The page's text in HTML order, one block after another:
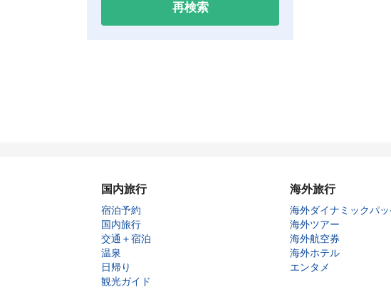
再検索
国内旅行
宿泊予約
国内旅行
交通＋宿泊
温泉
日帰り
観光ガイド
海外旅行
海外ダイナミックパ
海外ツアー
海外航空券
海外ホテル
エンタメ